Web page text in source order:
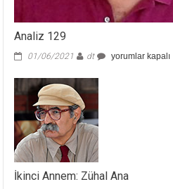
Analiz 129
01/06/2021 dt
Analiz
yorumlar kapalı
İkinci Annem: Zühal Ana